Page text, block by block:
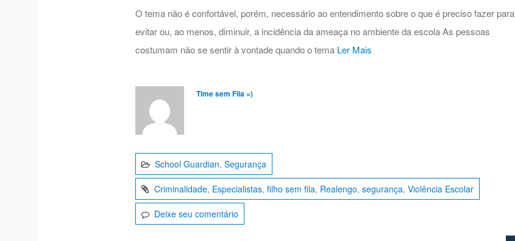
O tema não é confortável, porém, necessário ao entendimento sobre o que é preciso fazer para
evitar ou, ao menos, diminuir, a incidência da ameaça no ambiente da escola As pessoas
costumam não se sentir à vontade quando o tema Ler Mais
Time sem Fila =)
School Guardian, Segurança
Criminalidade, Especialistas, filho sem fila, Realengo, segurança, Violência Escolar
Deixe seu comentário